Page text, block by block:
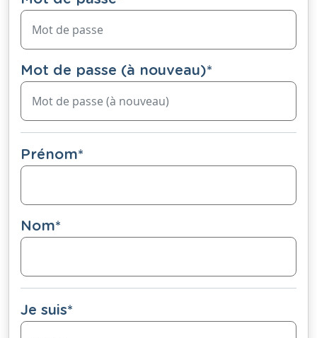
Mot de passe (à nouveau)*
Prénom*
Nom*
Je suis*